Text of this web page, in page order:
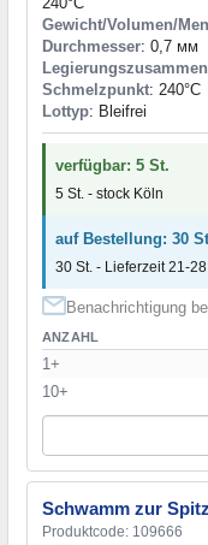
Gewicht/Volumen/
Durchmesser: 0,7 мм
Schmelzpunkt: 240°С
Lottyp: Bleifrei
verfügbar: 5 St.
5 St. - stock Köln
auf Bestellung: 30
30 St. - Lieferzeit 21-
Benachrichtigung
ANZAHL
1+
10+
Schwamm zur
Produktcode: 109666